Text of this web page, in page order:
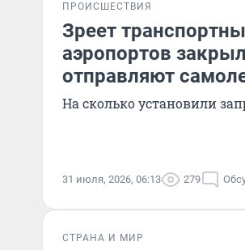
ПРОИСШЕСТВИЯ
Зреет
аэропортов
отправляют
На сколько установили
31 июля, 2026, 06:13 279
СТРАНА И МИР